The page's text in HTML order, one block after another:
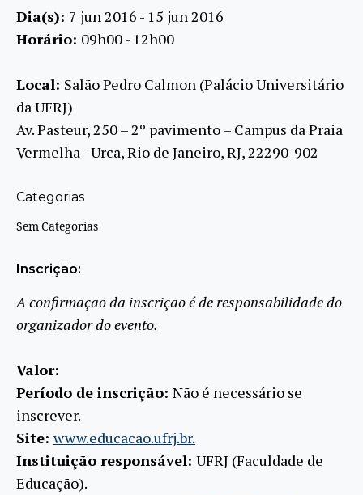
Dia(s): 7 jun 2016 - 15 jun 2016
Horário: 09h00 - 12h00
Local: Salão Pedro Calmon (Palácio Universitário
da UFRJ)
Av. Pasteur, 250 – 2º pavimento – Campus da Praia
Vermelha - Urca, Rio de Janeiro, RJ, 22290-902
Categorias
Sem Categorias
Inscrição:
A confirmação da inscrição é de responsabilidade do
organizador do evento.
Valor:
Período de inscrição: Não é necessário se
inscrever.
Site:www.educacao.ufrj.br.
Instituição responsável: UFRJ (Faculdade de
Educação).